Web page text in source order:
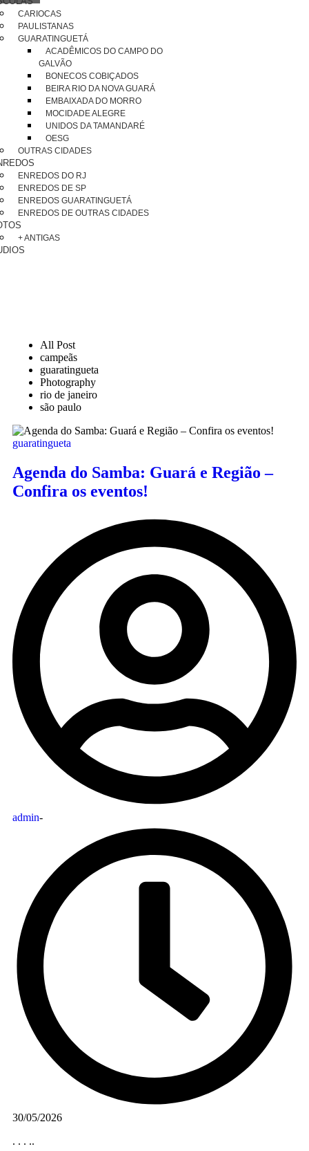
CARIOCAS
PAULISTANAS
GUARATINGUETÁ
ACADÊMICOS DO CAMPO DO
GALVÃO
BONECOS COBIÇADOS
BEIRA RIO DA NOVA GUARÁ
EMBAIXADA DO MORRO
MOCIDADE ALEGRE
UNIDOS DA TAMANDARÉ
OESG
OUTRAS CIDADES
ENREDOS DO RJ
ENREDOS DE SP
ENREDOS GUARATINGUETÁ
ENREDOS DE OUTRAS CIDADES
+ ANTIGAS
All Post
campeãs
guaratingueta
Photography
rio de janeiro
são paulo
guaratingueta
Agenda do Samba: Guará e Região –
Confira os eventos!
admin-
30/05/2026
. . . ..